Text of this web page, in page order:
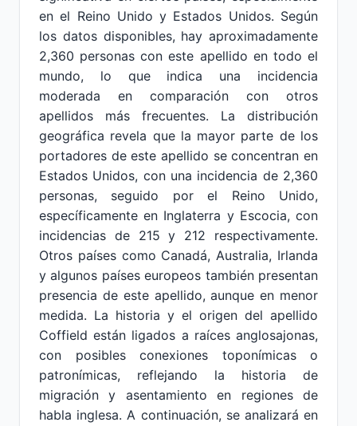
en el Reino Unido y Estados Unidos. Según
los datos disponibles, hay aproximadamente
2,360 personas con este apellido en todo el
mundo, lo que indica una incidencia
moderada en comparación con otros
apellidos más frecuentes. La distribución
geográfica revela que la mayor parte de los
portadores de este apellido se concentran en
Estados Unidos, con una incidencia de 2,360
personas, seguido por el Reino Unido,
específicamente en Inglaterra y Escocia, con
incidencias de 215 y 212 respectivamente.
Otros países como Canadá, Australia, Irlanda
y algunos países europeos también presentan
presencia de este apellido, aunque en menor
medida. La historia y el origen del apellido
Coffield están ligados a raíces anglosajonas,
con posibles conexiones toponímicas o
patronímicas, reflejando la historia de
migración y asentamiento en regiones de
habla inglesa. A continuación, se analizará en